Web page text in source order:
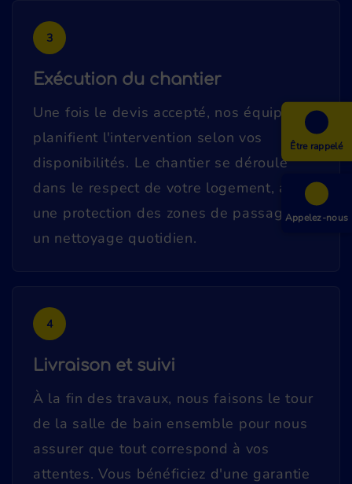
3
Exécution du chantier
Une fois le devis accepté, nos équipes
planifient l'intervention selon vos
disponibilités. Le chantier se déroule
dans le respect de votre logement, avec
une protection des zones de passage et
un nettoyage quotidien.
4
Livraison et suivi
À la fin des travaux, nous faisons le tour
de la salle de bain ensemble pour nous
assurer que tout correspond à vos
attentes. Vous bénéficiez d'une garantie
Être rappelé
Appelez-nous